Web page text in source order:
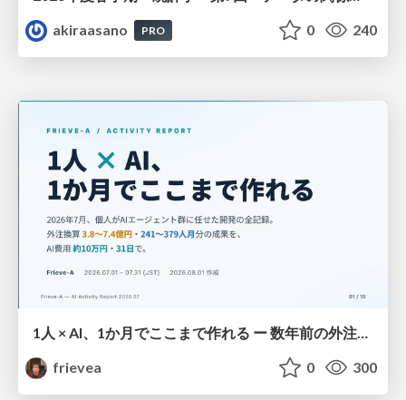
akiraasano
PRO 0 240
1人 × AI、1か月でここまで作れる ー 数年前の外注換算3.8〜7.4億円・241〜379人月分の作業を、AI費用 約10万円・31日で
frievea
0 300